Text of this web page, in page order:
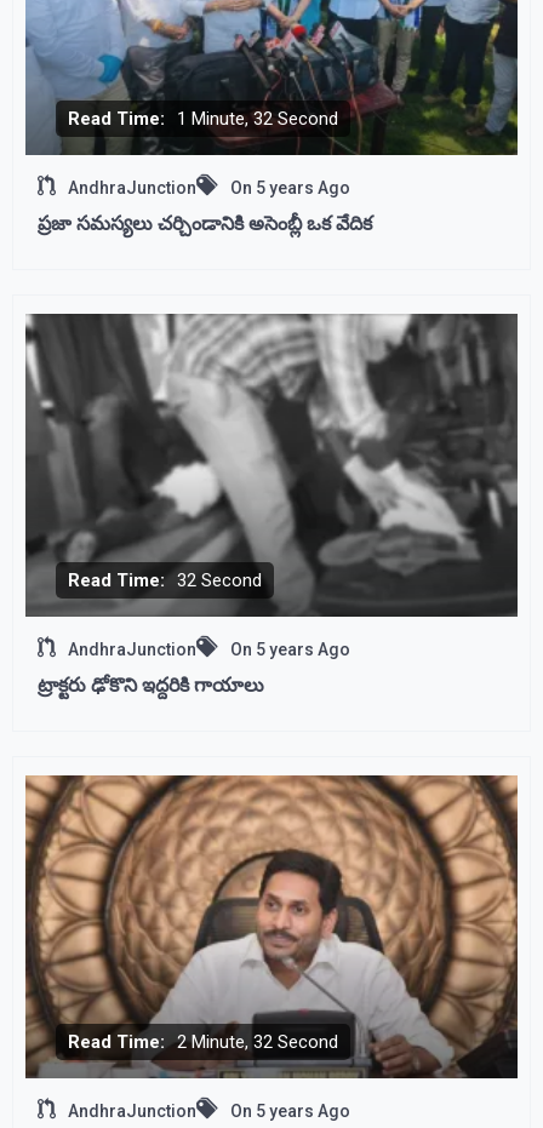
Read Time: 1 Minute, 32 Second
AndhraJunction On 5 years Ago
ప్రజా సమస్యలు చర్చిండానికి అసెంబ్లీ ఒక వేదిక
Read Time: 32 Second
AndhraJunction On 5 years Ago
ట్రాక్టరు ఢోకొని ఇద్దరికి గాయాలు
Read Time: 2 Minute, 32 Second
AndhraJunction On 5 years Ago